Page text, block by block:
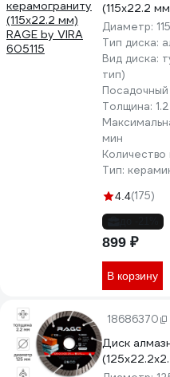
(115х22.2
Диаметр:
Тип диска:
Вид диска:
тип)
Толщина:
мин
Количество
Тип:
4.4(175)
899 ₽
В корзину
18686370
Диск